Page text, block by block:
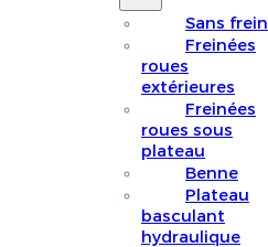
Sans frein
Freinées
roues
extérieures
Freinées
roues sous
plateau
Benne
Plateau
basculant
hydraulique